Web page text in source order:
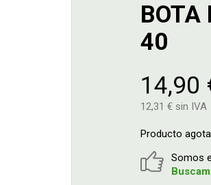
BOTA
40
14,90
12,31 € sin IVA
Producto
Somos